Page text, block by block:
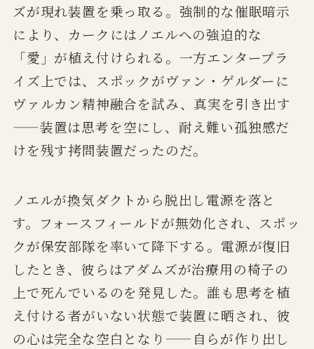
ズが現れ装置を乗っ取る。強制的な催眠暗示
により、カークにはノエルへの強迫的な
「愛」が植え付けられる。一方エンタープラ
イズ上では、スポックがヴァン・ゲルダーに
ヴァルカン精神融合を試み、真実を引き出す
——装置は思考を空にし、耐え難い孤独感だ
けを残す拷問装置だったのだ。
ノエルが換気ダクトから脱出し電源を落と
す。フォースフィールドが無効化され、スポッ
クが保安部隊を率いて降下する。電源が復旧
したとき、彼らはアダムズが治療用の椅子の
上で死んでいるのを発見した。誰も思考を植
え付ける者がいない状態で装置に晒され、彼
の心は完全な空白となり——自らが作り出し